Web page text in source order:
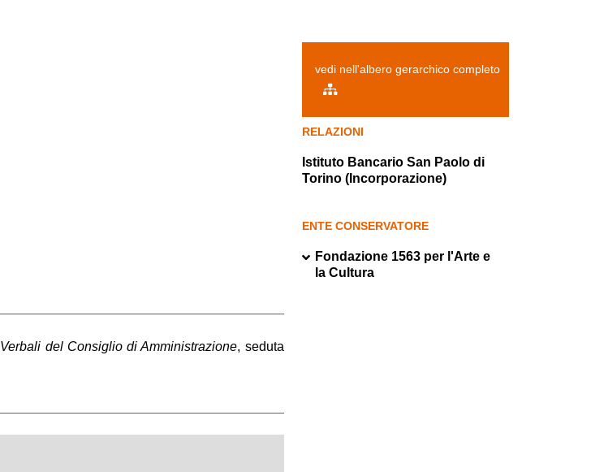
vedi nell'albero gerarchico completo
RELAZIONI
Istituto Bancario San Paolo di
Torino (Incorporazione)
ENTE CONSERVATORE
Fondazione 1563 per l'Arte e
la Cultura
Verbali del Consiglio di Amministrazione, seduta